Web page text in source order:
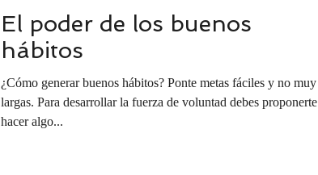
El poder de los buenos
hábitos
¿Cómo generar buenos hábitos? Ponte metas fáciles y no muy
largas. Para desarrollar la fuerza de voluntad debes proponerte
hacer algo...